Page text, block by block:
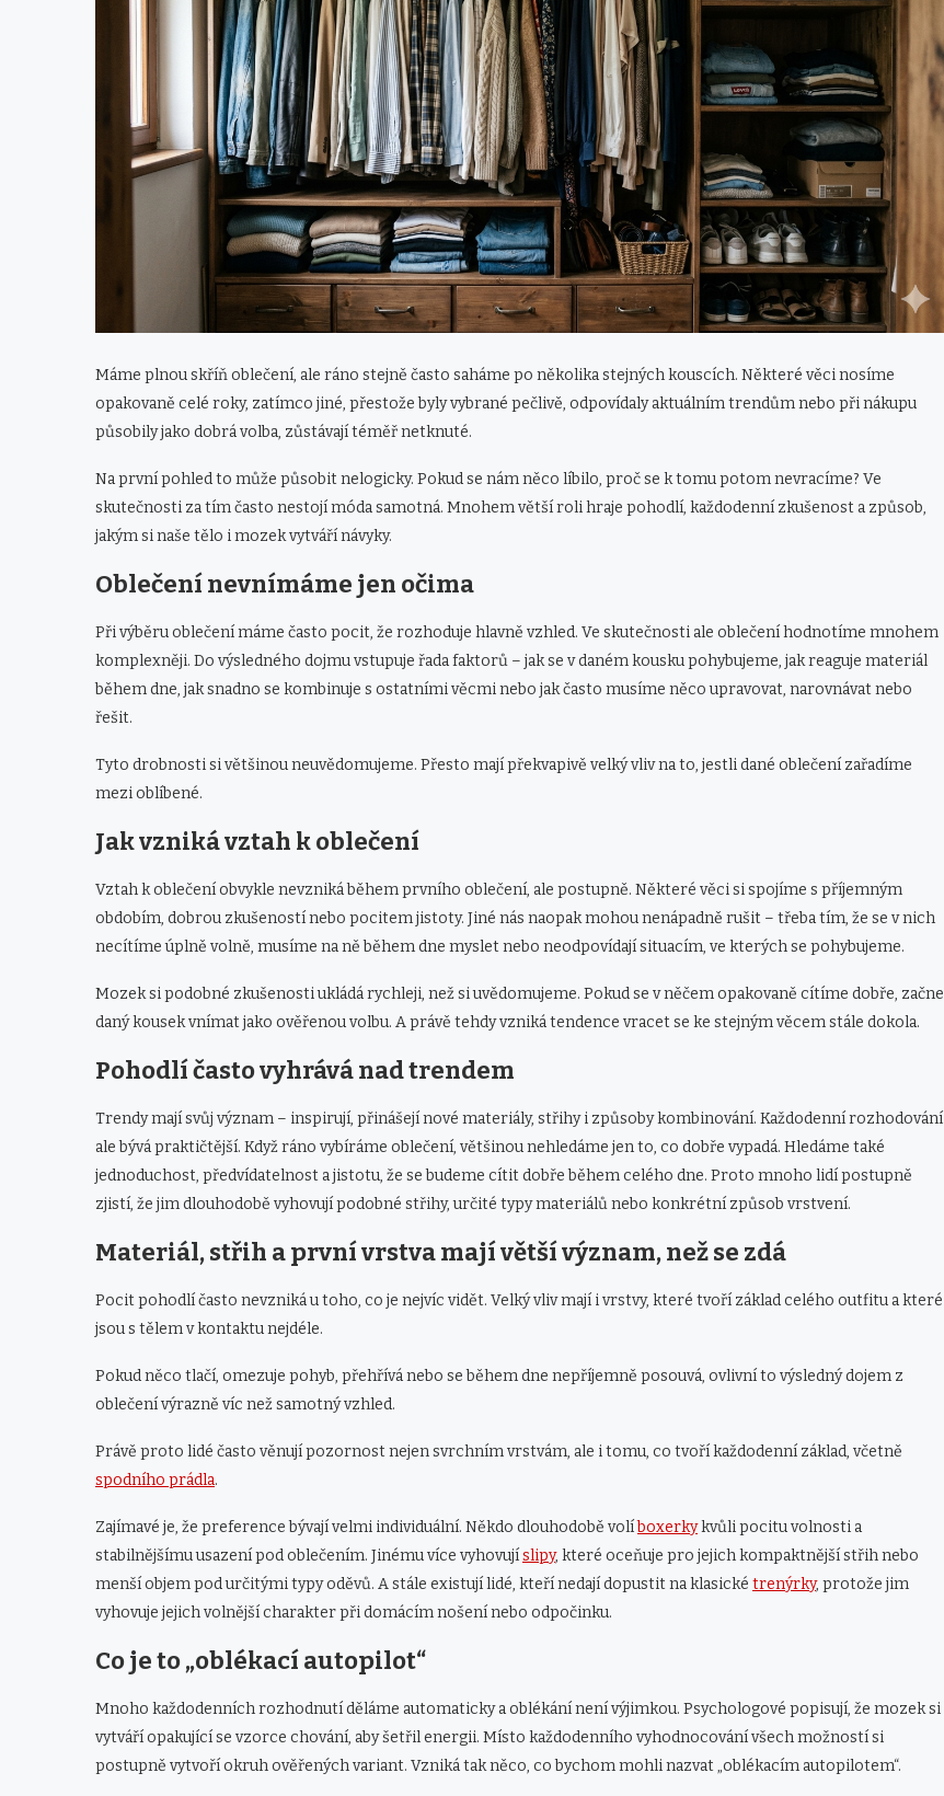
Máme plnou skříň oblečení, ale ráno stejně často saháme po několika stejných kouscích. Některé věci nosíme
opakovaně celé roky, zatímco jiné, přestože byly vybrané pečlivě, odpovídaly aktuálním trendům nebo při nákupu
působily jako dobrá volba, zůstávají téměř netknuté.
Na první pohled to může působit nelogicky. Pokud se nám něco líbilo, proč se k tomu potom nevracíme? Ve
skutečnosti za tím často nestojí móda samotná. Mnohem větší roli hraje pohodlí, každodenní zkušenost a způsob,
jakým si naše tělo i mozek vytváří návyky.
Oblečení nevnímáme jen očima
Při výběru oblečení máme často pocit, že rozhoduje hlavně vzhled. Ve skutečnosti ale oblečení hodnotíme mnohem
komplexněji. Do výsledného dojmu vstupuje řada faktorů – jak se v daném kousku pohybujeme, jak reaguje materiál
během dne, jak snadno se kombinuje s ostatními věcmi nebo jak často musíme něco upravovat, narovnávat nebo
řešit.
Tyto drobnosti si většinou neuvědomujeme. Přesto mají překvapivě velký vliv na to, jestli dané oblečení zařadíme
mezi oblíbené.
Jak vzniká vztah k oblečení
Vztah k oblečení obvykle nevzniká během prvního oblečení, ale postupně. Některé věci si spojíme s příjemným
obdobím, dobrou zkušeností nebo pocitem jistoty. Jiné nás naopak mohou nenápadně rušit – třeba tím, že se v nich
necítíme úplně volně, musíme na ně během dne myslet nebo neodpovídají situacím, ve kterých se pohybujeme.
Mozek si podobné zkušenosti ukládá rychleji, než si uvědomujeme. Pokud se v něčem opakovaně cítíme dobře, začne
daný kousek vnímat jako ověřenou volbu. A právě tehdy vzniká tendence vracet se ke stejným věcem stále dokola.
Pohodlí často vyhrává nad trendem
Trendy mají svůj význam – inspirují, přinášejí nové materiály, střihy i způsoby kombinování. Každodenní rozhodování
ale bývá praktičtější. Když ráno vybíráme oblečení, většinou nehledáme jen to, co dobře vypadá. Hledáme také
jednoduchost, předvídatelnost a jistotu, že se budeme cítit dobře během celého dne. Proto mnoho lidí postupně
zjistí, že jim dlouhodobě vyhovují podobné střihy, určité typy materiálů nebo konkrétní způsob vrstvení.
Materiál, střih a první vrstva mají větší význam, než se zdá
Pocit pohodlí často nevzniká u toho, co je nejvíc vidět. Velký vliv mají i vrstvy, které tvoří základ celého outfitu a které
jsou s tělem v kontaktu nejdéle.
Pokud něco tlačí, omezuje pohyb, přehřívá nebo se během dne nepříjemně posouvá, ovlivní to výsledný dojem z
oblečení výrazně víc než samotný vzhled.
Právě proto lidé často věnují pozornost nejen svrchním vrstvám, ale i tomu, co tvoří každodenní základ, včetně
spodního prádla.
Zajímavé je, že preference bývají velmi individuální. Někdo dlouhodobě volíboxerkykvůli pocitu volnosti a
stabilnějšímu usazení pod oblečením. Jinému více vyhovujíslipy, které oceňuje pro jejich kompaktnější střih nebo
menší objem pod určitými typy oděvů. A stále existují lidé, kteří nedají dopustit na klasické trenýrky, protože jim
vyhovuje jejich volnější charakter při domácím nošení nebo odpočinku.
Co je to „oblékací autopilot“
Mnoho každodenních rozhodnutí děláme automaticky a oblékání není výjimkou. Psychologové popisují, že mozek si
vytváří opakující se vzorce chování, aby šetřil energii. Místo každodenního vyhodnocování všech možností si
postupně vytvoří okruh ověřených variant. Vzniká tak něco, co bychom mohli nazvat „oblékacím autopilotem“.